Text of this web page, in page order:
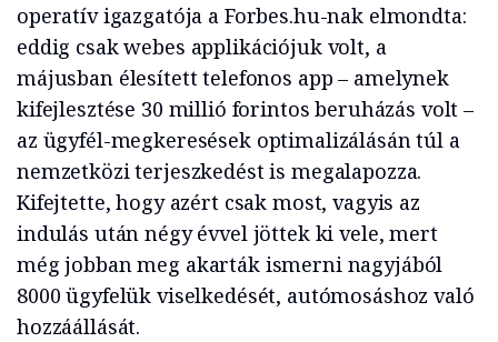
operatív igazgatója a Forbes.hu-nak elmondta:
eddig csak webes applikációjuk volt, a
májusban élesített telefonos app – amelynek
kifejlesztése 30 millió forintos beruházás volt –
az ügyfél-megkeresések optimalizálásán túl a
nemzetközi terjeszkedést is megalapozza.
Kifejtette, hogy azért csak most, vagyis az
indulás után négy évvel jöttek ki vele, mert
még jobban meg akarták ismerni nagyjából
8000 ügyfelük viselkedését, autómosáshoz való
hozzáállását.